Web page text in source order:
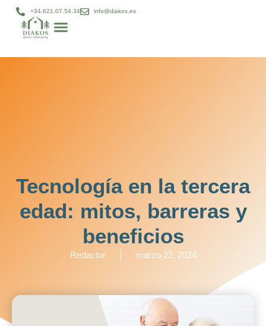
+34.621.07.54.34 info@diakos.es
Tecnología en la tercera
edad: mitos, barreras y
beneficios
Redactor marzo 22, 2024